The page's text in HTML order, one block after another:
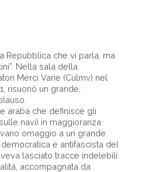
Repubblica che vi parla, ma
Nella sala della
Merci Varie (Culmv) nel
risuonò un grande,
araba che definisce gli
navi) in maggioranza
omaggio a un grande
e antifascista del
lasciato tracce indelebili
accompagnata da